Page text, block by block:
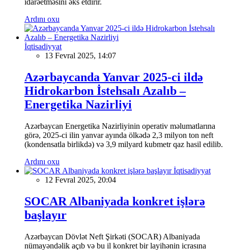
Ardını oxu
İqtisadiyyat
13 Fevral 2025, 14:07
Azərbaycanda Yanvar 2025-ci ildə
Hidrokarbon İstehsalı Azalıb –
Energetika Nazirliyi
Azərbaycan Energetika Nazirliyinin operativ məlumatlarına
görə, 2025-ci ilin yanvar ayında ölkədə 2,3 milyon ton neft
(kondensatla birlikdə) və 3,9 milyard kubmetr qaz hasil edilib.
Ardını oxu
İqtisadiyyat
12 Fevral 2025, 20:04
SOCAR Albaniyada konkret işlərə
başlayır
Azərbaycan Dövlət Neft Şirkəti (SOCAR) Albaniyada
nümayəndəlik açıb və bu il konkret bir layihənin icrasına